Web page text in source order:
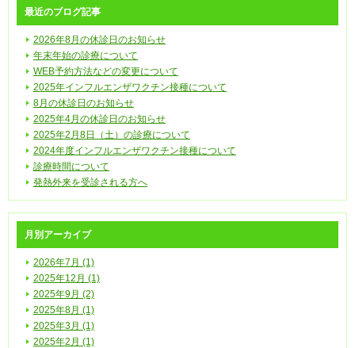
最近のブログ記事
2026年8月の休診日のお知らせ
年末年始の診療について
WEB予約方法などの変更について
2025年インフルエンザワクチン接種について
8月の休診日のお知らせ
2025年4月の休診日のお知らせ
2025年2月8日（土）の診療について
2024年度インフルエンザワクチン接種について
診療時間について
発熱外来を受診される方へ
月別アーカイブ
2026年7月 (1)
2025年12月 (1)
2025年9月 (2)
2025年8月 (1)
2025年3月 (1)
2025年2月 (1)